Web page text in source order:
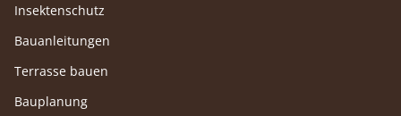
Insektenschutz
Bauanleitungen
Terrasse bauen
Bauplanung